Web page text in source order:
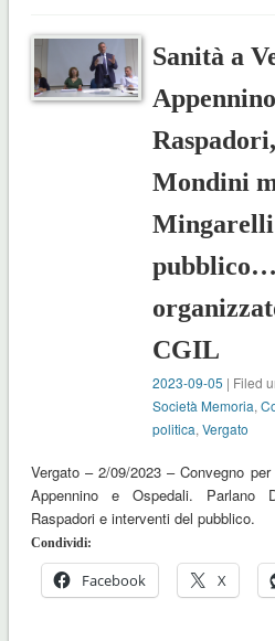
Sanità a
Mondini
pubblico…
CGIL
2023-09-05 | Filed
Società Memoria,
politica,Vergato
Vergato – 2/09/2023 – Convegno
Appennino e Ospedali. Parlano
Raspadori e interventi del pubblico.
Condividi:
Facebook X